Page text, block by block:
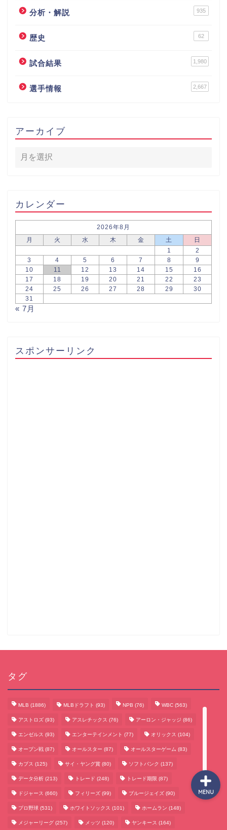
分析・解説 935
歴史 62
試合結果 1,980
選手情報 2,667
アーカイブ
カレンダー
2026年8月
月
火 水 木 金 土
日
1
2
3
4 5 6 7 8
9
10
11 12 13 14 15
16
17
18 19 20 21 22
23
24
25 26 27 28 29
30
31
« 7月
スポンサーリンク
タグ
MLB (1886) MLBドラフト (93) NPB (76) WBC (563)
アストロズ (93) アスレチックス (76) アーロン・ジャッジ (86)
エンゼルス (93) エンターテインメント (77) オリックス (104)
オープン戦 (87) オールスター (87) オールスターゲーム (83)
カブス (125) サイ・ヤング賞 (80) ソフトバンク (137)
データ分析 (213) トレード (248) トレード期限 (87)
ドジャース (660) フィリーズ (99) ブルージェイズ (90)
プロ野球 (531) ホワイトソックス (101) ホームラン (148)
メジャーリーグ (257) メッツ (120) ヤンキース (164)
MENU
ビジネス・経済まとめ